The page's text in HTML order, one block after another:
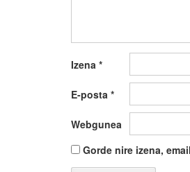
Izena *
E-posta *
Webgunea
Gorde nire izena,